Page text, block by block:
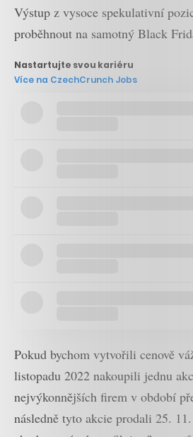
Výstup z vysoce spekulativní
proběhnout na samotný Black
Nastartujte svou kariéru
Více na CzechCrunch Jobs
Pokud bychom vytvořili cenově
listopadu 2022 nakoupili jednu
nejvýkonnějších firem v období
následně tyto akcie prodali 25.